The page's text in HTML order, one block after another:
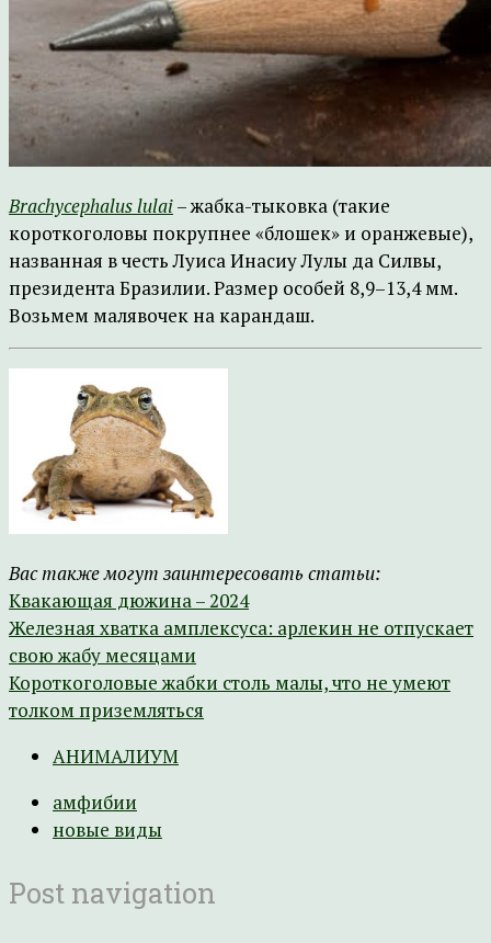
Brachycephalus lulai– жабка-тыковка (такие
короткоголовы покрупнее «блошек» и оранжевые),
названная в честь Луиса Инасиу Лулы да Силвы,
президента Бразилии. Размер особей 8,9–13,4 мм.
Возьмем малявочек на карандаш.
Вас также могут заинтересовать статьи:
Квакающая дюжина – 2024
Железная хватка амплексуса: арлекин не отпускает
свою жабу месяцами
Короткоголовые жабки столь малы, что не умеют
толком приземляться
АНИМАЛИУМ
амфибии
новые виды
Post navigation